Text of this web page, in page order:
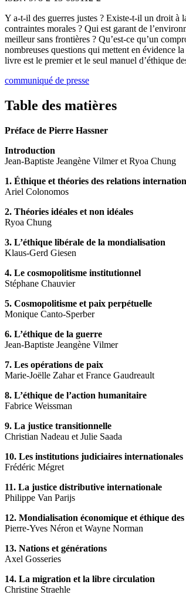
Y a-t-il des guerres justes ? Existe-t-il un droit à
contraintes morales ? Qui est garant de
meilleur sans frontières ? Qu’est-ce qu’un
nombreuses questions qui mettent en évidence
livre est le premier et le seul manuel d’éthique
communiqué de presse
Table des matières
Préface de Pierre Hassner
Introduction
Jean-Baptiste Jeangène Vilmer et Ryoa Chung
1. Éthique et théories des relations
Ariel Colonomos
2. Théories idéales et non idéales
Ryoa Chung
3. L’éthique libérale de la mondialisation
Klaus-Gerd Giesen
4. Le cosmopolitisme institutionnel
Stéphane Chauvier
5. Cosmopolitisme et paix perpétuelle
Monique Canto-Sperber
6. L’éthique de la guerre
Jean-Baptiste Jeangène Vilmer
7. Les opérations de paix
Marie-Joëlle Zahar et France Gaudreault
8. L’éthique de l’action humanitaire
Fabrice Weissman
9. La justice transitionnelle
Christian Nadeau et Julie Saada
10. Les institutions judiciaires internationales
Frédéric Mégret
11. La justice distributive internationale
Philippe Van Parijs
12. Mondialisation économique et éthique
Pierre-Yves Néron et Wayne Norman
13. Nations et générations
Axel Gosseries
14. La migration et la libre circulation
Christine Straehle